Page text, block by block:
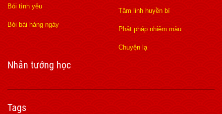
Bói tình yêu
Bói bài hàng ngày
Tâm linh huyền bí
Phật pháp nhiệm màu
Chuyện lạ
Nhân tướng học
Tags